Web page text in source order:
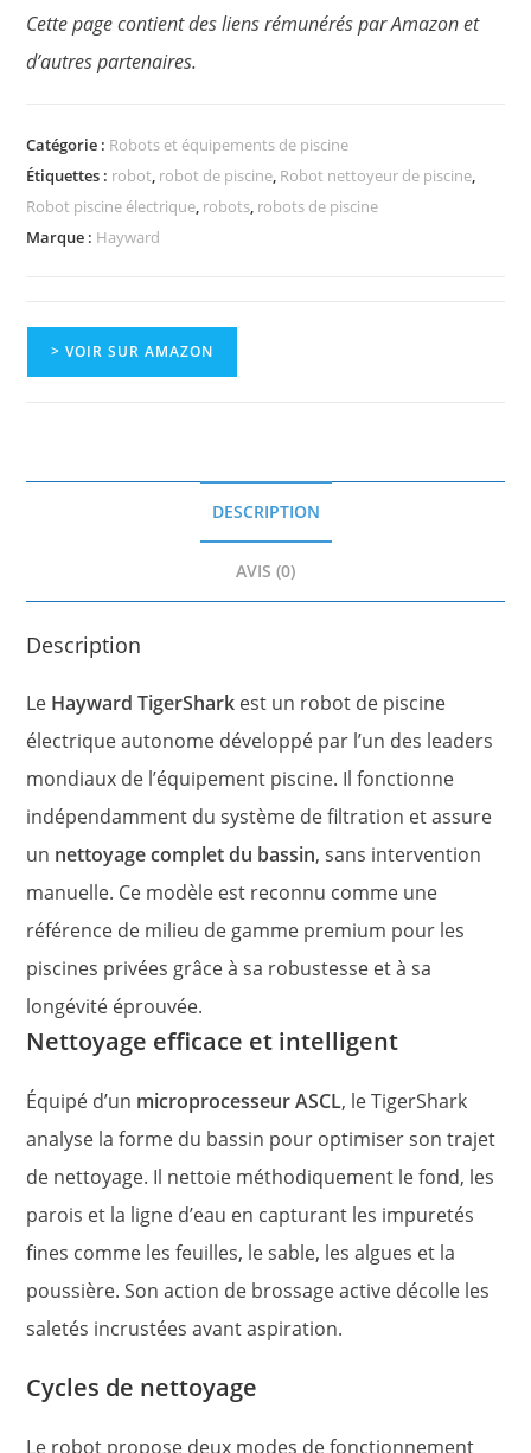
Cette page contient des liens rémunérés par Amazon et
d’autres partenaires.
Catégorie : Robots et équipements de piscine
Étiquettes : robot, robot de piscine, Robot nettoyeur de piscine,
Robot piscine électrique, robots, robots de piscine
Marque : Hayward
> VOIR SUR AMAZON
DESCRIPTION
AVIS (0)
Description
Le Hayward TigerShark est un robot de piscine
électrique autonome développé par l’un des leaders
mondiaux de l’équipement piscine. Il fonctionne
indépendamment du système de filtration et assure
un nettoyage complet du bassin, sans intervention
manuelle. Ce modèle est reconnu comme une
référence de milieu de gamme premium pour les
piscines privées grâce à sa robustesse et à sa
longévité éprouvée.
Nettoyage efficace et intelligent
Équipé d’un microprocesseur ASCL, le TigerShark
analyse la forme du bassin pour optimiser son trajet
de nettoyage. Il nettoie méthodiquement le fond, les
parois et la ligne d’eau en capturant les impuretés
fines comme les feuilles, le sable, les algues et la
poussière. Son action de brossage active décolle les
saletés incrustées avant aspiration.
Cycles de nettoyage
Le robot propose deux modes de fonctionnement